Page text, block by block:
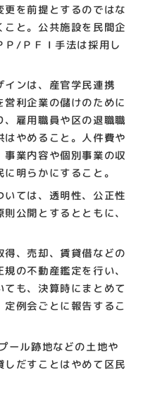
を前提とするのではな
と。公共施設を民間企
Ｐ/ＰＦＩ手法は採用し
ンは、産官学民連携
利企業の儲けのために
雇用職員や区の退職職
やめること。人件費や
業内容や個別事業の収
明らかにすること。
ては、透明性、公正性
公開とするとともに、
、売却、賃貸借などの
の不動産鑑定を行い、
も、決算時にまとめて
例会ごとに報告するこ
ール跡地などの土地や
だすことはやめて区民